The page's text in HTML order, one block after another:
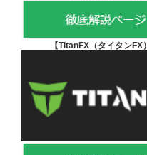
【TitanFX（タイタンFX）